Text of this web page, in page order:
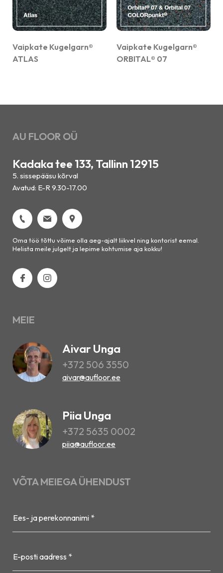
Vaipkate Kugelgarn®
ATLAS
Vaipkate Kugelgarn®
ORBITAL® 07
AU FLOOR OÜ
Kadaka tee 133, Tallinn 12915
5. sissepääsu kõrval
Avatud: E-R 9.30-17.00
Oma töö tõttu võime olla aeg-ajalt liikvel ning kontorist eemal.
Helista meile julgelt ja lepime kohtumise aja kokku!
MEIE
Aivar Unga
+372 506 3550
aivar@aufloor.ee
Piia Unga
+372 5635 0002
piia@aufloor.ee
VÕTA MEIEGA ÜHENDUST
Ees- ja perekonnanimi *
E-posti aadress *